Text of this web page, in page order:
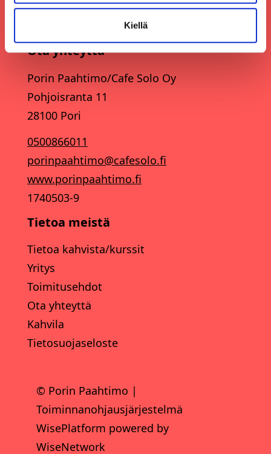
Kiellä
Ota yhteyttä
Porin Paahtimo/Cafe Solo Oy
Pohjoisranta 11
28100 Pori
0500866011
porinpaahtimo@cafesolo.fi
www.porinpaahtimo.fi
1740503-9
Tietoa meistä
Tietoa kahvista/kurssit
Yritys
Toimitusehdot
Ota yhteyttä
Kahvila
Tietosuojaseloste
© Porin Paahtimo |
Toiminnanohjausjärjestelmä
WisePlatform powered by
WiseNetwork